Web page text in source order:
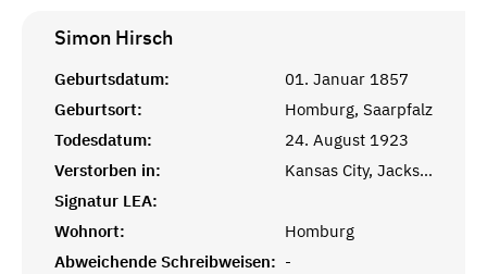
Simon Hirsch
Geburtsdatum:
01. Januar 1857
Geburtsort:
Homburg, Saarpfalz
Todesdatum:
24. August 1923
Verstorben in:
Kansas City, Jackson, MO
Signatur LEA:
Wohnort:
Homburg
Abweichende Schreibweisen: -